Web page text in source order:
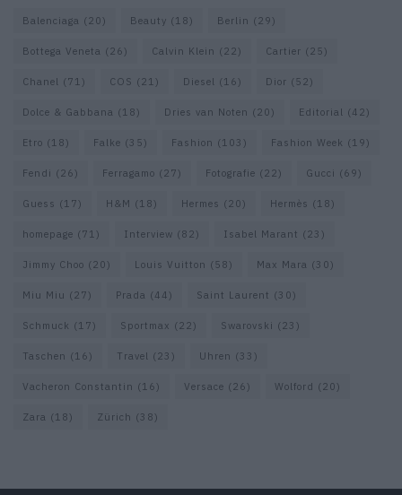
Balenciaga (20) Beauty (18) Berlin (29)
Bottega Veneta (26) Calvin Klein (22) Cartier (25)
Chanel (71) COS (21) Diesel (16) Dior (52)
Dolce & Gabbana (18) Dries van Noten (20) Editorial (42)
Etro (18) Falke (35) Fashion (103) Fashion Week (19)
Fendi (26) Ferragamo (27) Fotografie (22) Gucci (69)
Guess (17) H&M (18) Hermes (20) Hermès (18)
homepage (71) Interview (82) Isabel Marant (23)
Jimmy Choo (20) Louis Vuitton (58) Max Mara (30)
Miu Miu (27) Prada (44) Saint Laurent (30)
Schmuck (17) Sportmax (22) Swarovski (23)
Taschen (16) Travel (23) Uhren (33)
Vacheron Constantin (16) Versace (26) Wolford (20)
Zara (18) Zürich (38)